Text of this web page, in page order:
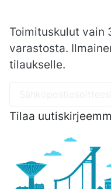
Toimituskulut vain
varastosta.
tilaukselle.
Tilaa